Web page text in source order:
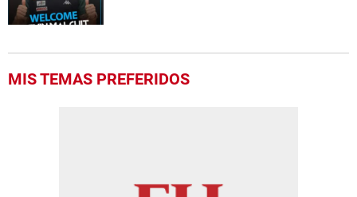
MIS TEMAS PREFERIDOS